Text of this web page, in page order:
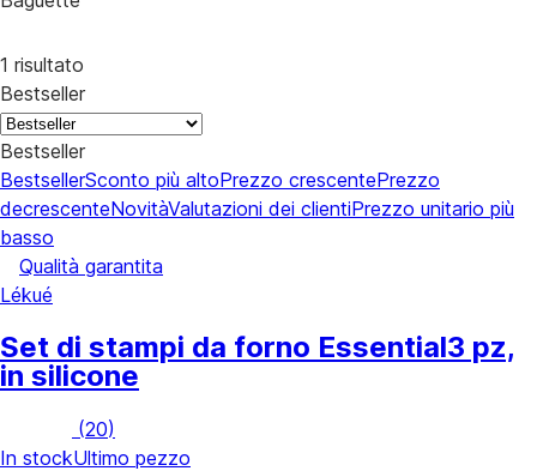
1 risultato
Bestseller
Bestseller
BestsellerSconto più altoPrezzo crescentePrezzo
decrescenteNovitàValutazioni dei clientiPrezzo unitario più
basso
Qualità garantita
Lékué
Set di stampi da forno Essential3 pz,
in silicone
(20)
In stockUltimo pezzo